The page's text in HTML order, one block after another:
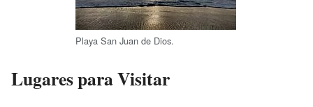
Playa San Juan de Dios.
Lugares para Visitar